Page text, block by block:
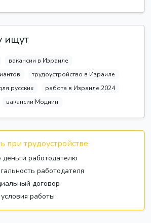
ищут
вакансии в Израиле
трудоустройство в Израиле
русских
работа в Израиле 2024
вакансии Модиин
при трудоустройстве
работодателю
работодателя
договор
работы